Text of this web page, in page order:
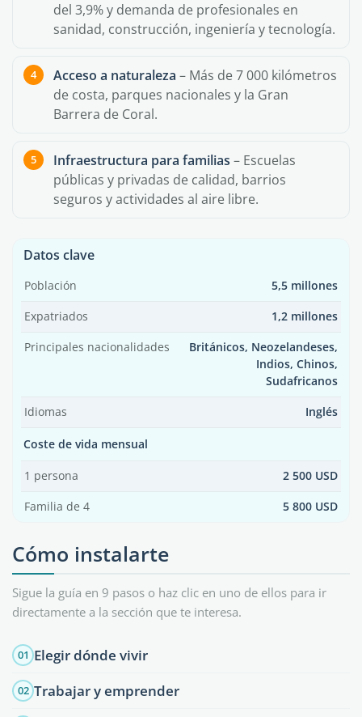
del 3,9% y demanda de profesionales en
sanidad, construcción, ingeniería y tecnología.
Acceso a naturaleza – Más de 7 000 kilómetros
de costa, parques nacionales y la Gran
Barrera de Coral.
Infraestructura para familias – Escuelas
públicas y privadas de calidad, barrios
seguros y actividades al aire libre.
Datos clave
Población 5,5 millones
Expatriados 1,2 millones
Principales nacionalidades
Británicos, Neozelandeses,
Indios, Chinos,
Sudafricanos
Idiomas Inglés
Coste de vida mensual
1 persona 2 500 USD
Familia de 4 5 800 USD
Cómo instalarte
Sigue la guía en 9 pasos o haz clic en uno de ellos para ir
directamente a la sección que te interesa.
01 Elegir dónde vivir
02 Trabajar y emprender